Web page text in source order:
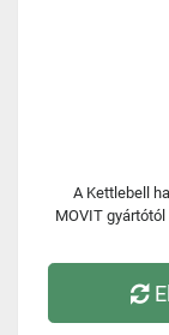
A Kettlebell
MOVIT